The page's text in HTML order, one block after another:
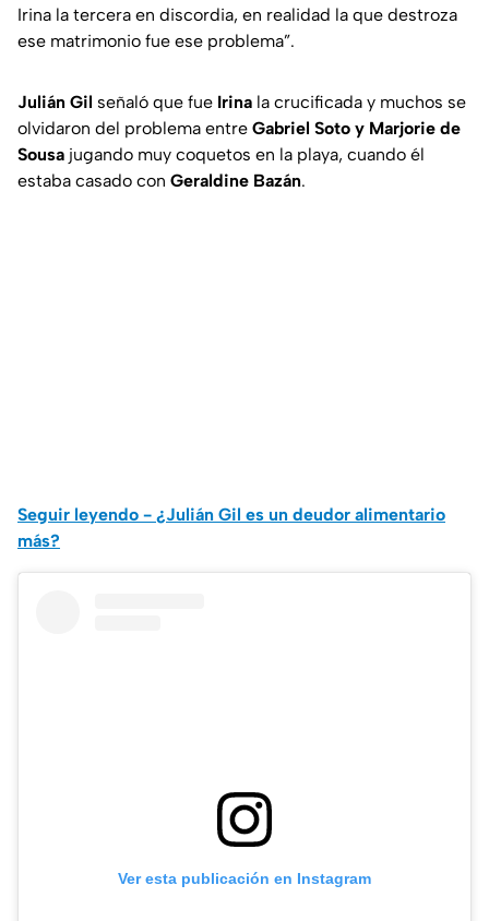
Irina la tercera en discordia, en realidad la que destroza
ese matrimonio fue ese problema”.
Julián Gil señaló que fue Irina la crucificada y muchos se
olvidaron del problema entre Gabriel Soto y Marjorie de
Sousa jugando muy coquetos en la playa, cuando él
estaba casado con Geraldine Bazán.
Seguir leyendo - ¿Julián Gil es un deudor alimentario
más?
Ver esta publicación en Instagram